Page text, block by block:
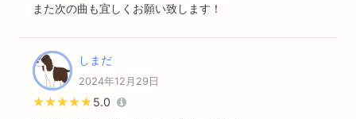
また次の曲も宜しくお願い致します！
しまだ
2024年12月29日
★★★★★
★★★★★ 5.0